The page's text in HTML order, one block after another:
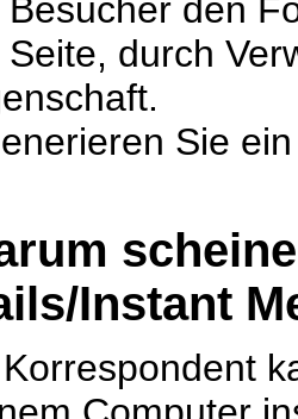
Besucher den
Seite, durch
Sie
Instant